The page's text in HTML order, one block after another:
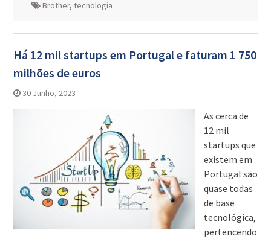
Brother, tecnologia
Há 12 mil startups em Portugal e faturam 1 750
milhões de euros
30 Junho, 2023
As cerca de
12 mil
startups que
existem em
Portugal são
quase todas
de base
tecnológica,
pertencendo